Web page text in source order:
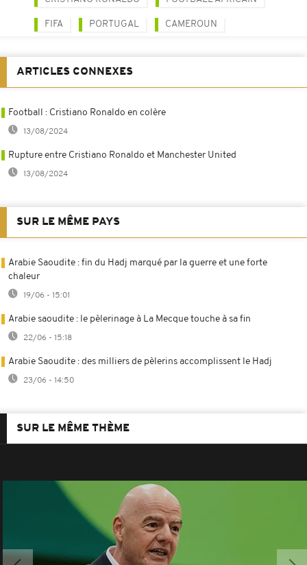
FIFA PORTUGAL CAMEROUN
ARTICLES CONNEXES
Football : Cristiano Ronaldo en colère
13/08/2024
Rupture entre Cristiano Ronaldo et Manchester United
13/08/2024
SUR LE MÊME PAYS
Arabie Saoudite : fin du Hadj marqué par la guerre et une forte
chaleur
19/06 - 15:01
Arabie saoudite : le pèlerinage à La Mecque touche à sa fin
22/06 - 15:18
Arabie Saoudite : des milliers de pèlerins accomplissent le Hadj
23/06 - 14:50
SUR LE MÊME THÈME